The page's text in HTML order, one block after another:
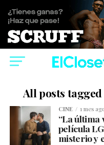
All posts
CINE 1 mes ago
“La última
película
misterio y